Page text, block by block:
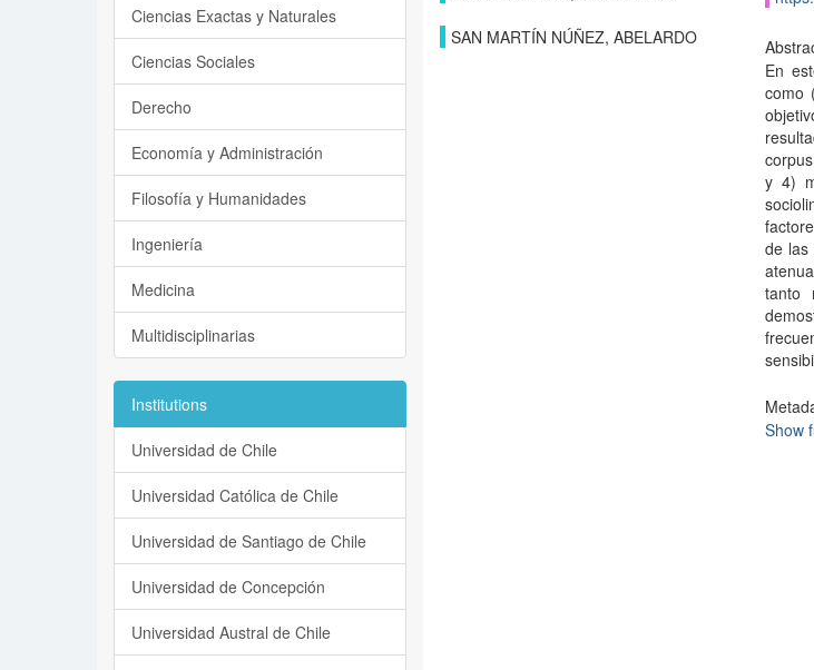
SAN MARTÍN NÚÑEZ, ABELARDO
En
como
y 4)
de las
tanto
Show
Ciencias Exactas y Naturales
Ciencias Sociales
Derecho
Economía y Administración
Filosofía y Humanidades
Ingeniería
Medicina
Multidisciplinarias
Institutions
Universidad de Chile
Universidad Católica de Chile
Universidad de Santiago de Chile
Universidad de Concepción
Universidad Austral de Chile